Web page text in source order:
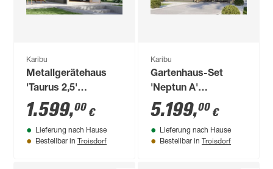
Karibu
Metallgerätehaus
'Taurus 2,5'
graualuminium 207 x
213 x 292 cm
1.599,00 €
Lieferung nach Hause
Bestellbar in Troisdorf
Karibu
Gartenhaus-Set
'Neptun A'
Fichtenholz
naturbelassen/anthrazit
537,5 x 231,5 x 276
5.199,00 €
Lieferung nach Hause
Bestellbar in Troisdorf